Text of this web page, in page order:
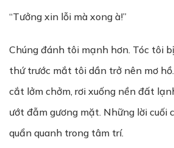
“Tưởng xin lỗi mà xong à!”
Chúng đánh tôi mạnh hơn. Tóc tôi
thứ trước mắt tôi dần trở nên mơ
cắt lởm chởm, rơi xuống nền đất
ướt đẫm gương mặt. Những lời cuối
quẩn quanh trong tâm trí.